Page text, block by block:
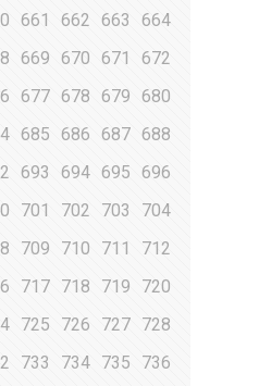
661 662 663
664
669 670 671
672
677 678 679
680
685 686 687 688
693 694 695
696
701 702 703
704
709 710 711
712
717 718 719
720
725 726 727 728
733 734 735
736